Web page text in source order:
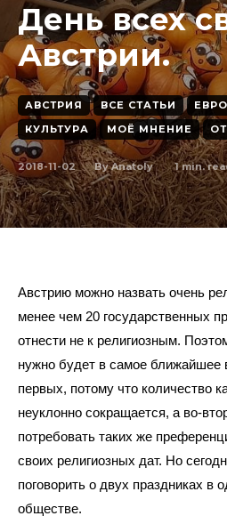
День всех
Австрии.
АВСТРИЯ ВСЕ СТАТЬИ
КУЛЬТУРА
МОЁ МНЕНИЕ
2018-11-02 By Anatoly 1min.
Австрию можно назвать очень
менее чем 20 государственных
отнести не к религиозным.
нужно будет в самое ближайшее
первых, потому что количество
неуклонно сокращается, а во-
потребовать таких же
своих религиозных дат. Но
поговорить о двух праздниках в
обществе.